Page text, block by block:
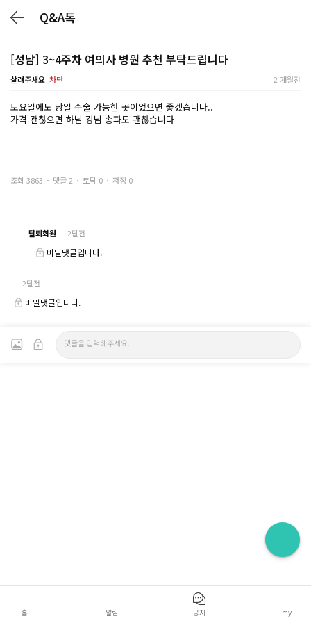
Q&A톡
[성남] 3~4주차 여의사 병원 추천 부탁드립니다
살려주새요 차단 2 개월전
토요일에도 당일 수술 가능한 곳이었으면 좋겠습니다..
가격 괜찮으면 하남 강남 송파도 괜찮습니다
조회 3863 댓글 2 토닥 0 저장 0
탈퇴회원 2달전
비밀댓글입니다.
2달전
비밀댓글입니다.
홈 알림 공지 my